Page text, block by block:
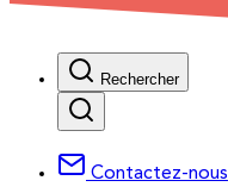
Rechercher
Contactez-nous